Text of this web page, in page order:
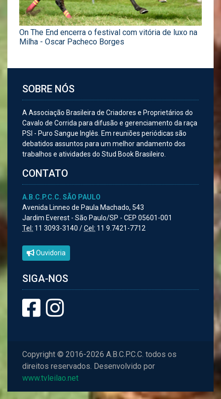
On The End encerra o festival com vitória de luxo na
Milha - Oscar Pacheco Borges
SOBRE NÓS
A Associação Brasileira de Criadores e Proprietários do
Cavalo de Corrida para difusão e gerenciamento da raça
PSI - Puro Sangue Inglês. Em reuniões periódicas são
debatidos assuntos para um melhor andamento dos
trabalhos e atividades do Stud Book Brasileiro.
CONTATO
A.B.C.P.C.C. SÃO PAULO
Avenida Linneo de Paula Machado, 543
Jardim Everest - São Paulo/SP - CEP 05601-001
Tel: 11 3093-3140 /Cel: 11 9.7421-7712
Ouvidoria
SIGA-NOS
Copyright © 2016-2026 A.B.C.P.C.C. todos os
direitos reservados. Desenvolvido por
www.tvleilao.net